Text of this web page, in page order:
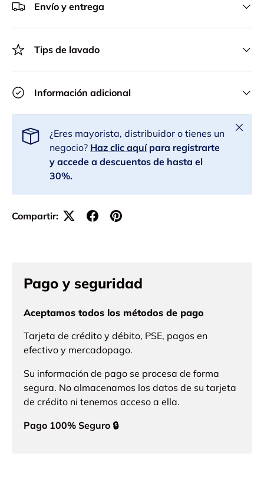
Envío y entrega
Tips de lavado
Información adicional
¿Eres mayorista, distribuidor o tienes un
negocio? Haz clic aquípara registrarte
y accede a descuentos de hasta el
30%.
Cerrar
Compartir:
Pago y seguridad
Aceptamos todos los métodos de pago
Tarjeta de crédito y débito, PSE, pagos en
efectivo y mercadopago.
Su información de pago se procesa de forma
segura. No almacenamos los datos de su tarjeta
de crédito ni tenemos acceso a ella.
Pago 100% Seguro 🔒